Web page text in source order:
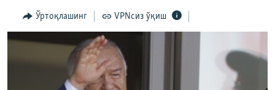
Озодлик бошқа тилларда
Ўртоқлашинг VPNсиз ўқиш